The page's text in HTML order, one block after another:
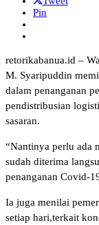
Pin
retorikabanua.id –
M. Syaripuddin
dalam penanganan
pendistribusian
sasaran.
“Nantinya perlu ada
sudah diterima
penanganan Covid-
Ia juga menilai
setiap hari,terkait